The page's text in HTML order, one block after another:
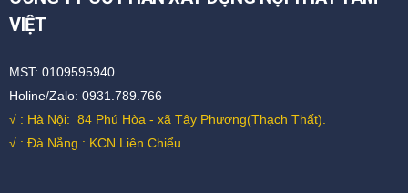
VIỆT
MST: 0109595940
Holine/Zalo: 0931.789.766
√ : Hà Nội: 84 Phú Hòa - xã Tây Phương(Thạch Thất).
√ : Đà Nẵng : KCN Liên Chiểu